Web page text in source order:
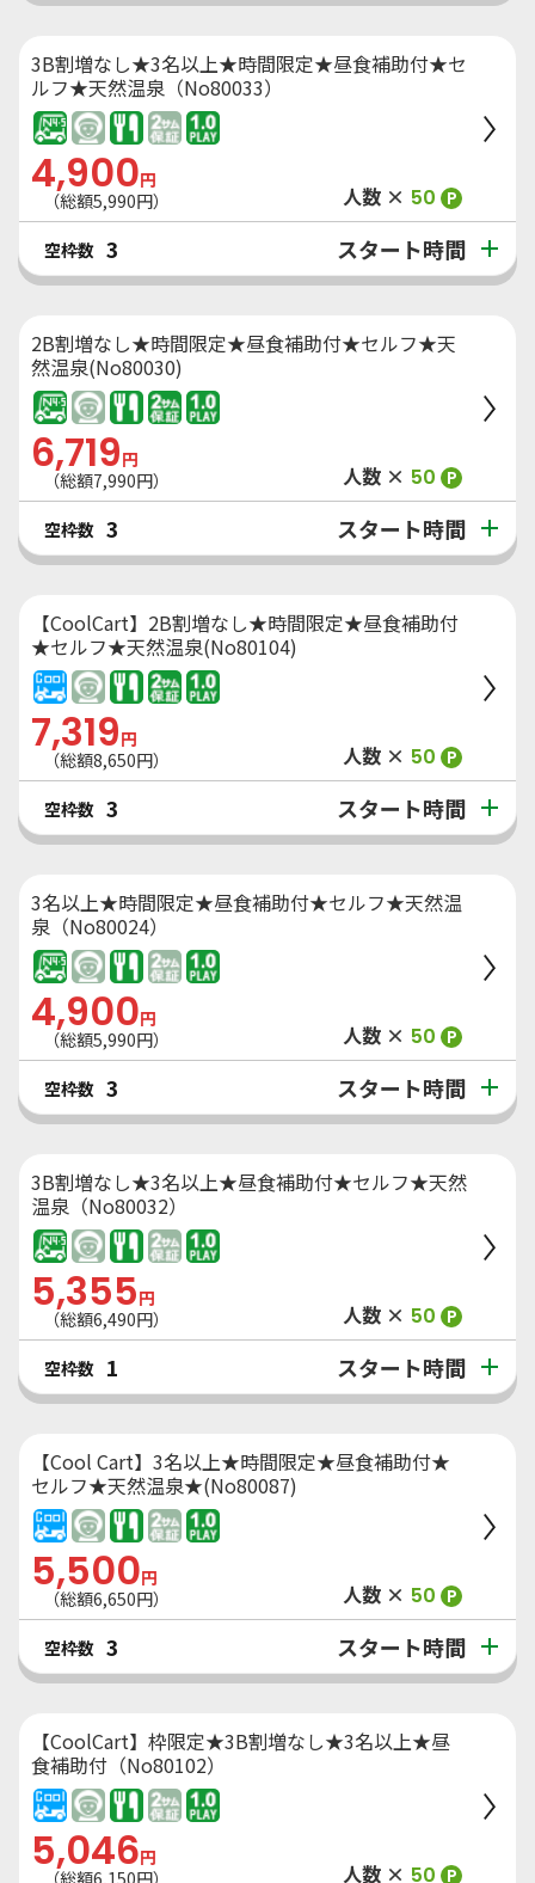
3B割増なし★3名以上★時間限定★昼食補助付★セ
ルフ★天然温泉（No80033）
4,900円
（総額5,990円） 人数 × 50 P
空枠数 3 スタート時間
2B割増なし★時間限定★昼食補助付★セルフ★天
然温泉(No80030)
6,719円
（総額7,990円） 人数 × 50 P
空枠数 3 スタート時間
【CoolCart】2B割増なし★時間限定★昼食補助付
★セルフ★天然温泉(No80104)
7,319円
（総額8,650円） 人数 × 50 P
空枠数 3 スタート時間
3名以上★時間限定★昼食補助付★セルフ★天然温
泉（No80024）
4,900円
（総額5,990円） 人数 × 50 P
空枠数 3 スタート時間
3B割増なし★3名以上★昼食補助付★セルフ★天然
温泉（No80032）
5,355円
（総額6,490円） 人数 × 50 P
空枠数 1 スタート時間
【Cool Cart】3名以上★時間限定★昼食補助付★
セルフ★天然温泉★(No80087)
5,500円
（総額6,650円） 人数 × 50 P
空枠数 3 スタート時間
【CoolCart】枠限定★3B割増なし★3名以上★昼
食補助付（No80102）
5,046円
人数 × 50 P